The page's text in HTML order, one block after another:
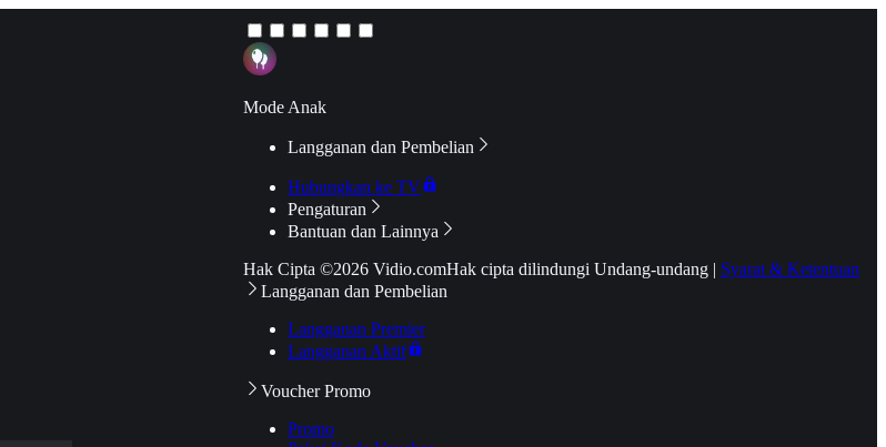
Mode Anak
Langganan dan Pembelian
Hubungkan ke TV
Pengaturan
Bantuan dan Lainnya
Hak Cipta ©2026 Vidio.comHak cipta dilindungi Undang-undang | Syarat & Ketentuan
Langganan dan Pembelian
Langganan Premier
Langganan Aktif
Voucher Promo
Promo